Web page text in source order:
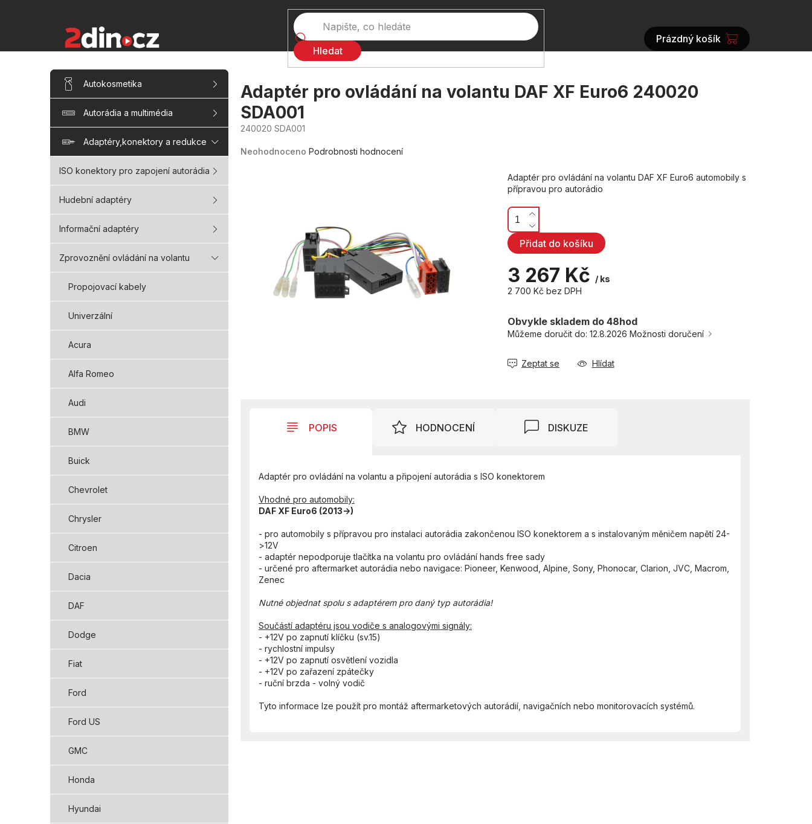
Hledat
NÁKUPNÍ
Prázdný košík
P
s
r
n
í
l
Přeskočit
kategorieAutokosmetika
Autorádia a multimédia
Adaptéry,konektory a redukce
ISO konektory pro zapojení autorádia
Hudební adaptéry
Informační adaptéry
Zprovoznění ovládání na volantu
Propojovací kabely
Univerzální
Acura
Alfa Romeo
Audi
BMW
Buick
Chevrolet
Chrysler
Citroen
Dacia
DAF
Dodge
Fiat
Ford
Ford US
GMC
Honda
Hyundai
Adaptér pro ovládání na volantu DAF XF Euro6 240020
SDA001
240020 SDA001
hodnocení
produktu
Neohodnoceno Podrobnosti hodnocení
3 267 Kč / ks
2 700 Kč bez DPH
cena:
Obvykle skladem do 48hod
Můžeme doručit do: 12.8.2026 Možnosti doručení
Přidat do košíku
Adaptér pro ovládání na volantu DAF XF Euro6 automobily s
přípravou pro autorádio
Zeptat se Hlídat
POPIS HODNOCENÍ DISKUZE
Adaptér pro ovládání na volantu a připojení autorádia s ISO konektorem
Vhodné pro automobily:
DAF XF Euro6 (2013->)
- pro automobily s přípravou pro instalaci autorádia zakončenou ISO konektorem a s instalovaným měničem napětí 24-
>12V
- adaptér nepodporuje tlačítka na volantu pro ovládání hands free sady
- určené pro aftermarket autorádia nebo navigace: Pioneer, Kenwood, Alpine, Sony, Phonocar, Clarion, JVC, Macrom,
Zenec
Nutné objednat spolu s adaptérem pro daný typ autorádia!
Součástí adaptéru jsou vodiče s analogovými signály:
- +12V po zapnutí klíčku (sv.15)
- rychlostní impulsy
- +12V po zapnutí osvětlení vozidla
- +12V po zařazení zpátečky
- ruční brzda - volný vodič
Tyto informace lze použít pro montáž aftermarketových autorádií, navigačních nebo monitorovacích systémů.